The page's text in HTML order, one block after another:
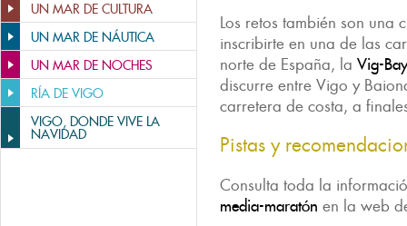
UN MAR DE CULTURA
UN MAR DE NÁUTICA
UN MAR DE NOCHES
RÍA DE VIGO
VIGO, DONDE VIVE LA
NAVIDAD
Los retos también son una
inscribirte en una de las
norte de España, la Vig-Bay
discurre entre Vigo y
carretera de costa, a
Pistas y
Consulta toda la
media-maratón en la web